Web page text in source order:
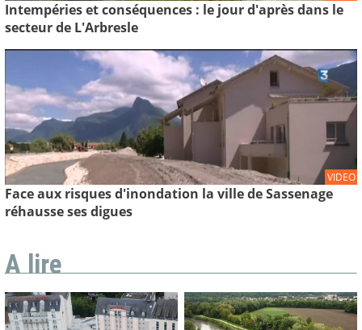
Intempéries et conséquences : le jour d'après dans le
secteur de L'Arbresle
VIDEO
Face aux risques d'inondation la ville de Sassenage
réhausse ses digues
A lire